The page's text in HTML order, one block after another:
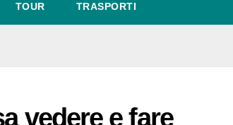
TOUR TRASPORTI
vedere e fare